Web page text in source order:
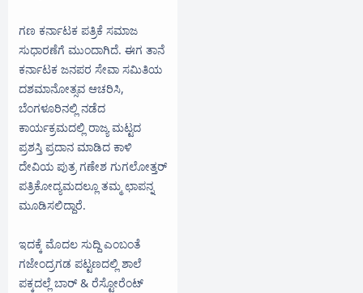
ಗಣ ಕರ್ನಾಟಕ ಪತ್ರಿಕೆ ಸಮಾಜ
ಸುಧಾರಣೆಗೆ ಮುಂದಾಗಿದೆ. ಈಗ ತಾನೆ
ಕರ್ನಾಟಕ ಜನಪರ ಸೇವಾ ಸಮಿತಿಯ
ದಶಮಾನೋತ್ಸವ ಆಚರಿಸಿ,
ಬೆಂಗಳೂರಿನಲ್ಲಿ ನಡೆದ
ಕಾರ್ಯಕ್ರಮದಲ್ಲಿ ರಾಜ್ಯ ಮಟ್ಟದ
ಪ್ರಶಸ್ತಿ ಪ್ರದಾನ ಮಾಡಿದ ಕಾಳಿ
ದೇವಿಯ ಪುತ್ರ ಗಣೇಶ ಗುಗಲೋತ್ತರ್
ಪತ್ರಿಕೋದ್ಯಮದಲ್ಲೂ ತಮ್ಮ ಛಾಪನ್ನ
ಮೂಡಿಸಲಿದ್ದಾರೆ.
ಇದಕ್ಕೆ ಮೊದಲ ಸುದ್ದಿ ಎಂಬಂತೆ
ಗಜೇಂದ್ರಗಡ ಪಟ್ಟಣದಲ್ಲಿ ಶಾಲೆ
ಪಕ್ಕದಲ್ಲೆ ಬಾರ್ & ರೆಸ್ಟೋರೆಂಟ್